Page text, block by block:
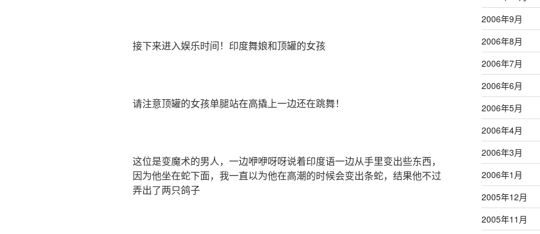
接下来进入娱乐时间！印度舞娘和顶罐的女孩
请注意顶罐的女孩单腿站在高撬上一边还在跳舞！
这位是变魔术的男人，一边咿咿呀呀说着印度语一边从手里变出些东西，
因为他坐在蛇下面，我一直以为他在高潮的时候会变出条蛇，结果他不过
弄出了两只鸽子
2006年9月
2006年8月
2006年7月
2006年6月
2006年5月
2006年4月
2006年3月
2006年1月
2005年12月
2005年11月